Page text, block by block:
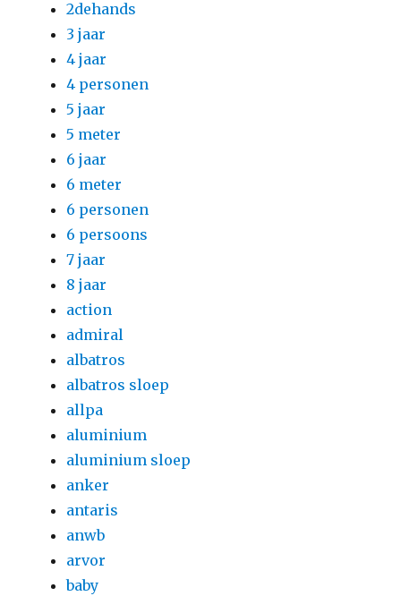
2dehands
3 jaar
4 jaar
4 personen
5 jaar
5 meter
6 jaar
6 meter
6 personen
6 persoons
7 jaar
8 jaar
action
admiral
albatros
albatros sloep
allpa
aluminium
aluminium sloep
anker
antaris
anwb
arvor
baby